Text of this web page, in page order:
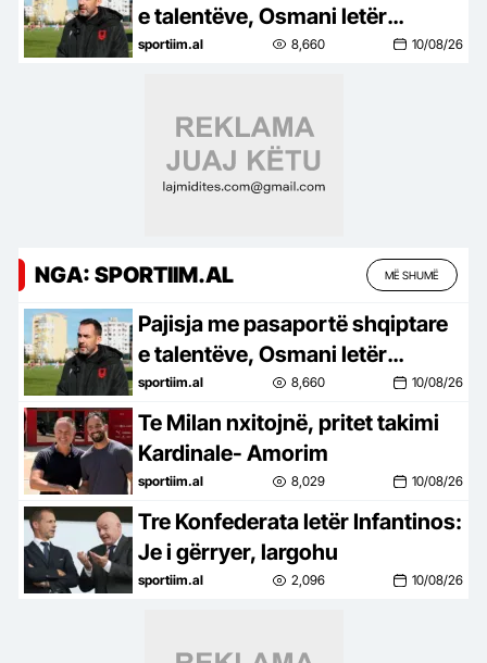
e talentëve, Osmani letër
Presidentit Begaj
sportiim.al 8,660 10/08/26
NGA: SPORTIIM.AL MË SHUMË
Pajisja me pasaportë shqiptare
e talentëve, Osmani letër
Presidentit Begaj
sportiim.al 8,660 10/08/26
Te Milan nxitojnë, pritet takimi
Kardinale- Amorim
sportiim.al 8,029 10/08/26
Tre Konfederata letër Infantinos:
Je i gërryer, largohu
sportiim.al 2,096 10/08/26